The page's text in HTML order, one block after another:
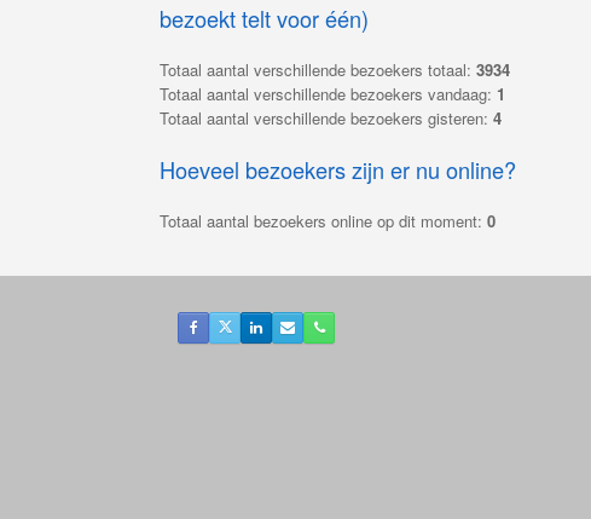
bezoekt telt voor één)
Totaal aantal verschillende bezoekers totaal: 3934
Totaal aantal verschillende bezoekers vandaag: 1
Totaal aantal verschillende bezoekers gisteren: 4
Hoeveel bezoekers zijn er nu online?
Totaal aantal bezoekers online op dit moment: 0